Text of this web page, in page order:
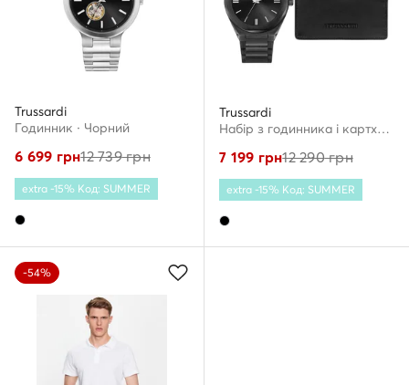
Trussardi
Годинник · Чорний
6 699 грн12 739грн
extra -15% Код: SUMMER
Trussardi
Набір з годинника і картхолдера · Чорний
7 199 грн12 290грн
extra -15% Код: SUMMER
-54%